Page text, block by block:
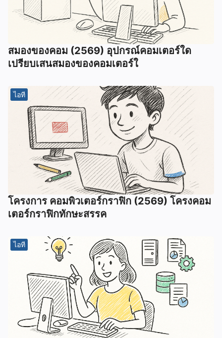
สมองของคอม (2569) อุปกรณ์คอมเตอร์ใด
เปรียบเสนสมองของคอมเตอร์ใ
ไอที
โครงการ คอมพิวเตอร์กราฟิก (2569) โครงคอม
เตอร์กราฟิกทักษะสรรค
ไอที